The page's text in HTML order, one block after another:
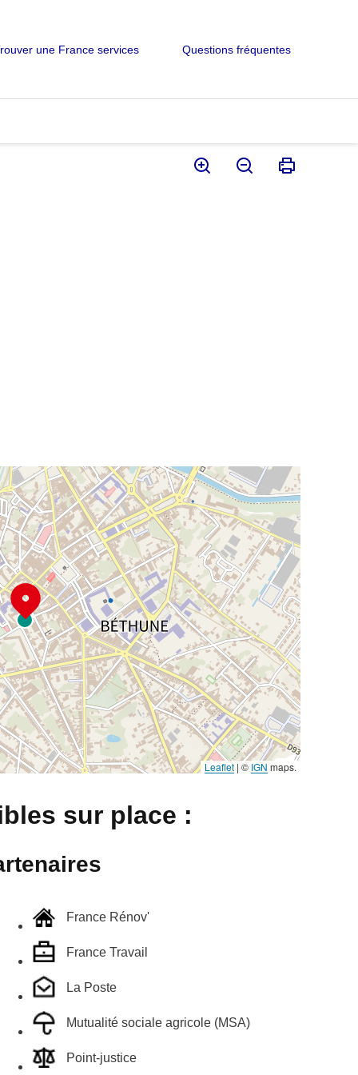
une France services Questions fréquentes
Leaflet | © IGN maps.
sur place :
France Rénov'
France Travail
La Poste
Mutualité sociale agricole (MSA)
Point-justice